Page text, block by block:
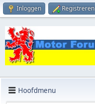
Inloggen Registreren
Hoofdmenu